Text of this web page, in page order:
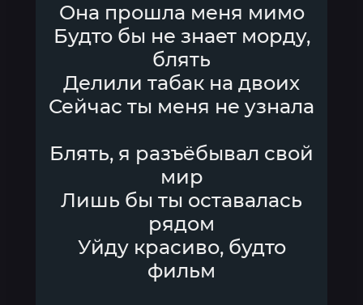
Она прошла меня мимо
Будто бы не знает морду,
блять
Делили табак на двоих
Сейчас ты меня не узнала
Блять, я разъёбывал свой
мир
Лишь бы ты оставалась
рядом
Уйду красиво, будто
фильм